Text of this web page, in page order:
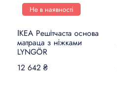
Не в наявності
ІКЕА Решітчаста основа
матраца з ніжками
LYNGÖR
12 642 ₴